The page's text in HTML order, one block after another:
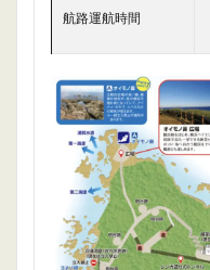
航路運航時間